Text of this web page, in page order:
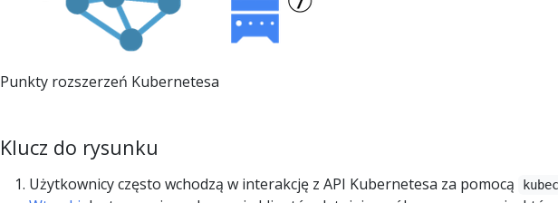
Punkty rozszerzeń Kubernetesa
Klucz do rysunku
Użytkownicy często wchodzą w interakcję z API Kubernetesa za pomocą